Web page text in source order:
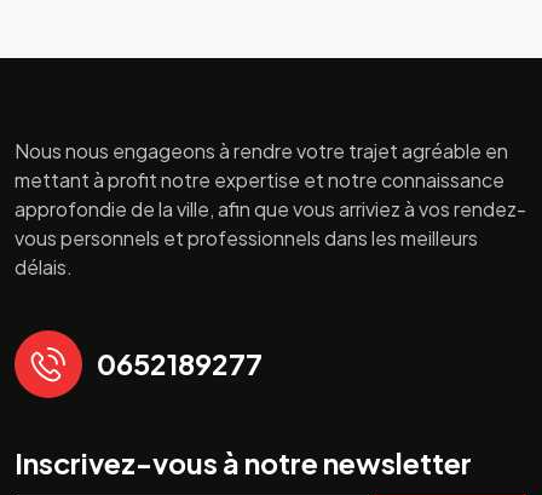
Nous nous engageons à rendre votre trajet agréable en
mettant à profit notre expertise et notre connaissance
approfondie de la ville, afin que vous arriviez à vos rendez-
vous personnels et professionnels dans les meilleurs
délais.
0652189277
Inscrivez-vous à notre newsletter